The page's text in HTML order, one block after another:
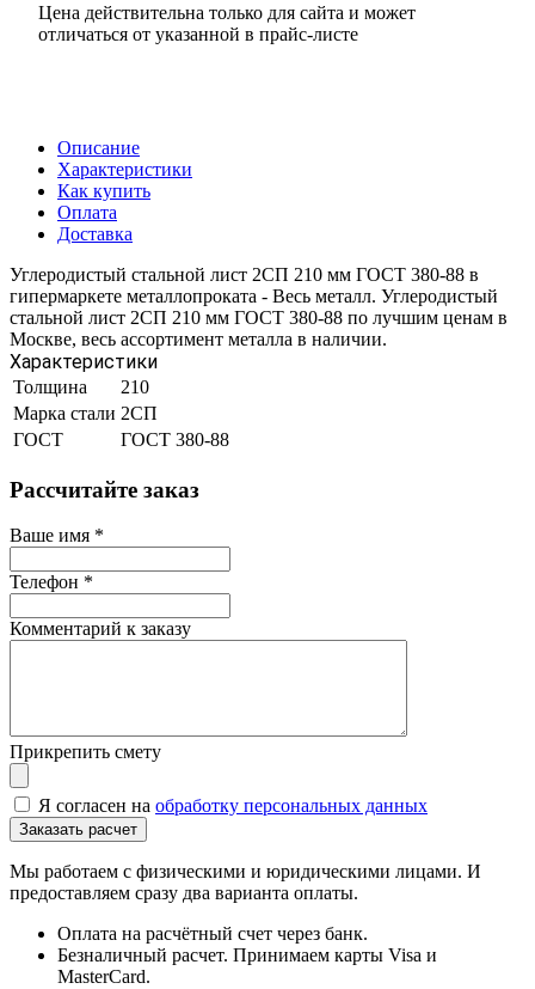
Цена действительна только для сайта и может
отличаться от указанной в прайс-листе
Описание
Характеристики
Как купить
Оплата
Доставка
Углеродистый стальной лист 2СП 210 мм ГОСТ 380-88 в
гипермаркете металлопроката - Весь металл. Углеродистый
стальной лист 2СП 210 мм ГОСТ 380-88 по лучшим ценам в
Москве, весь ассортимент металла в наличии.
Характеристики
Толщина
210
Марка стали 2СП
ГОСТ
ГОСТ 380-88
Рассчитайте заказ
Ваше имя *
Телефон *
Комментарий к заказу
Прикрепить смету
Я согласен на обработку персональных данных
Мы работаем с физическими и юридическими лицами. И
предоставляем сразу два варианта оплаты.
Оплата на расчётный счет через банк.
Безналичный расчет. Принимаем карты Visa и
MasterCard.